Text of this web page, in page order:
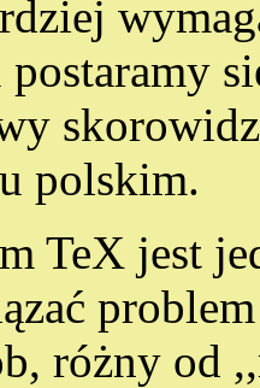
polskim.
TeX jest
różny od